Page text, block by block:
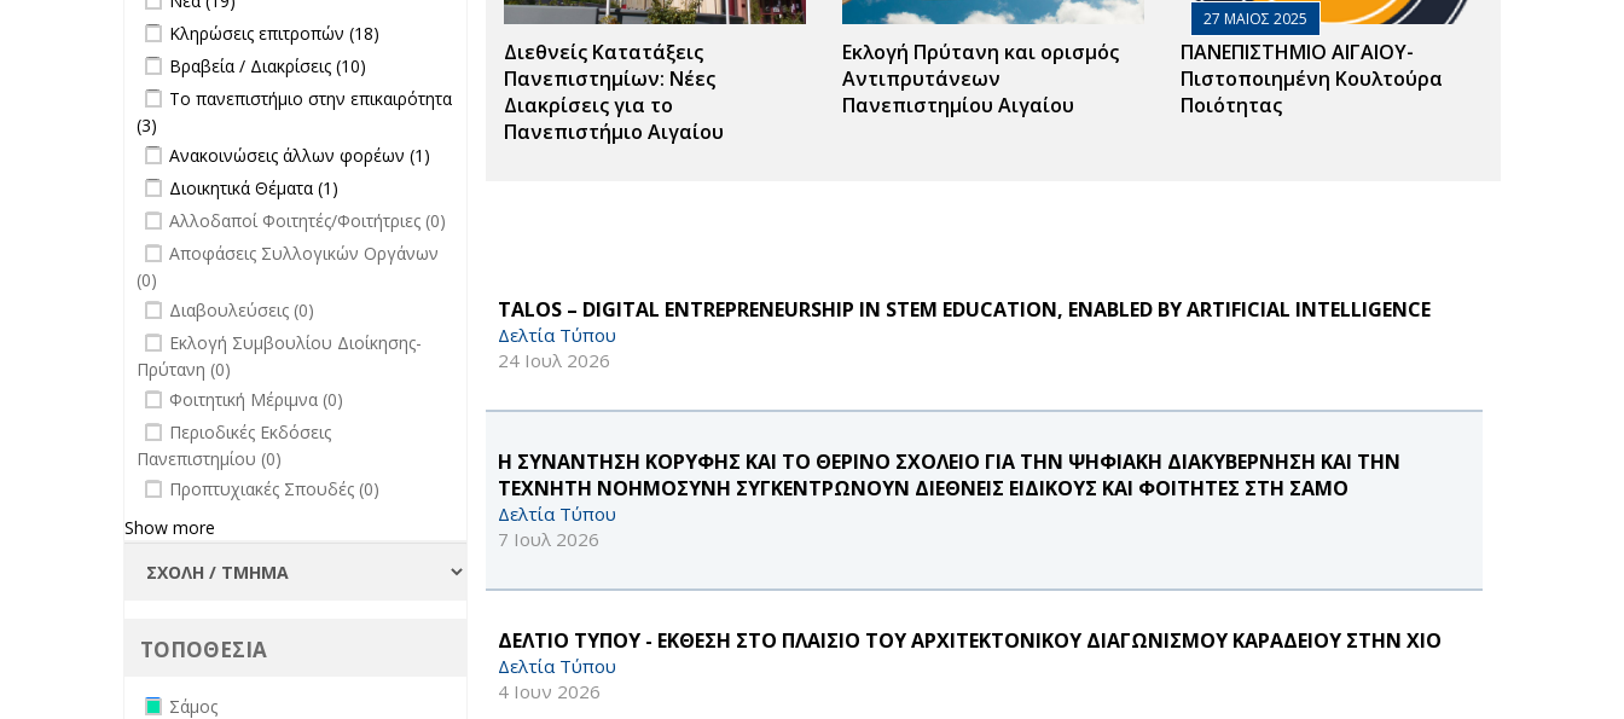
Διεθνείς Κατατάξεις
Πανεπιστημίων: Νέες
Διακρίσεις για το
Πανεπιστήμιο Αιγαίου
Εκλογή Πρύτανη και ορισμός
Αντιπρυτάνεων
Πανεπιστημίου Αιγαίου
27 ΜΑΙΟΣ 2025
ΠΑΝΕΠΙΣΤΗΜΙΟ ΑΙΓΑΙΟΥ-
Πιστοποιημένη Κουλτούρα
Ποιότητας
TALOS – DIGITAL ENTREPRENEURSHIP IN STEM EDUCATION, ENABLED BY ARTIFICIAL INTELLIGENCE
Δελτία Τύπου
24 Ιουλ 2026
Η ΣΥΝΑΝΤΗΣΗ ΚΟΡΥΦΗΣ ΚΑΙ ΤΟ ΘΕΡΙΝΟ ΣΧΟΛΕΙΟ ΓΙΑ ΤΗΝ ΨΗΦΙΑΚΗ ΔΙΑΚΥΒΕΡΝΗΣΗ ΚΑΙ ΤΗΝ
ΤΕΧΝΗΤΗ ΝΟΗΜΟΣΥΝΗ ΣΥΓΚΕΝΤΡΩΝΟΥΝ ΔΙΕΘΝΕΙΣ ΕΙΔΙΚΟΥΣ ΚΑΙ ΦΟΙΤΗΤΕΣ ΣΤΗ ΣΑΜΟ
Δελτία Τύπου
7 Ιουλ 2026
ΔΕΛΤΙΟ ΤΥΠΟΥ - ΕΚΘΕΣΗ ΣΤΟ ΠΛΑΙΣΙΟ ΤΟΥ ΑΡΧΙΤΕΚΤΟΝΙΚΟΥ ΔΙΑΓΩΝΙΣΜΟΥ ΚΑΡΑΔΕΙΟΥ ΣΤΗΝ ΧΙΟ
Δελτία Τύπου
4 Ιουν 2026
Apply Κληρώσεις επιτροπών filter
Κληρώσεις επιτροπών (18)
filter
Apply Βραβεία / Διακρίσεις filter
Βραβεία / Διακρίσεις (10)
Διακρίσεις
Apply Το πανεπιστήμιο στην
επικαιρότητα filter
Το πανεπιστήμιο στην επικαιρότητα
(3)
επικαιρότητα filter
Apply Ανακοινώσεις άλλων φορέων
filter
Ανακοινώσεις άλλων φορέων (1)
φορέων filter
Apply Διοικητικά Θέματα filter
Διοικητικά Θέματα (1)
undefined
Αλλοδαποί Φοιτητές/Φοιτήτριες (0)
undefined
Αποφάσεις Συλλογικών Οργάνων
(0)
undefined
Διαβουλεύσεις (0)
undefined
Εκλογή Συμβουλίου Διοίκησης-
Πρύτανη (0)
undefined
Φοιτητική Μέριμνα (0)
undefined
Περιοδικές Εκδόσεις
Πανεπιστημίου (0)
undefined
Προπτυχιακές Σπουδές (0)
Show more
ΤΟΠΟΘΕΣΙΑ
Remove Σάμος filter
Σάμος